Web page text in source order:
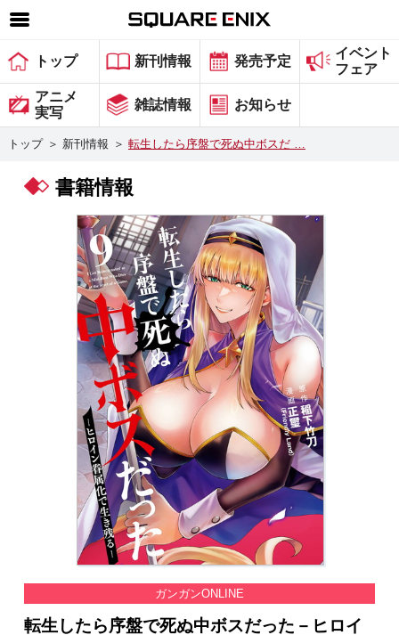
SQUARE ENIX 公式サイトメニュー
ゲーム
マガジン＆ブックス
グッズ
会社情報 採用情報
スクウェア・エニックス サイト内検索
トップ 新刊情報 発売予定
イベント
フェア
アニメ
実写
雑誌情報 お知らせ
トップ ＞ 新刊情報 ＞ 転生したら序盤で死ぬ中ボスだ …
書籍情報
ガンガンONLINE
転生したら序盤で死ぬ中ボスだった－ヒロイ